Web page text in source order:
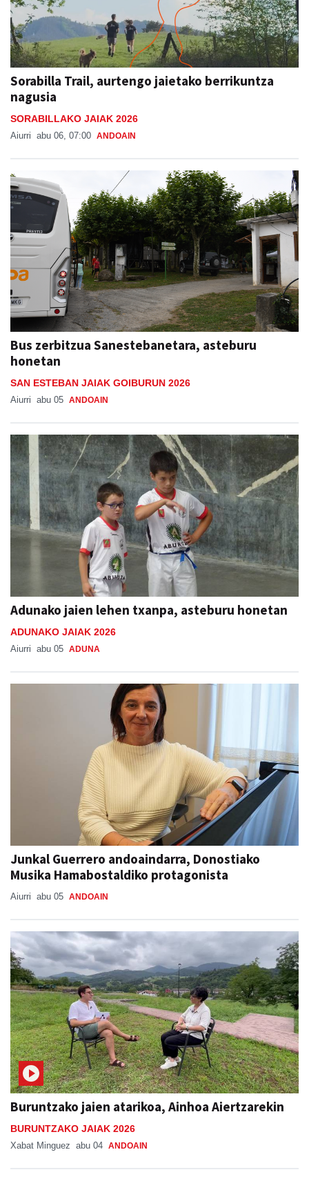
Sorabilla Trail, aurtengo jaietako berrikuntza
nagusia
SORABILLAKO JAIAK 2026
Aiurri abu 06, 07:00 ANDOAIN
Bus zerbitzua Sanestebanetara, asteburu
honetan
SAN ESTEBAN JAIAK GOIBURUN 2026
Aiurri abu 05 ANDOAIN
Adunako jaien lehen txanpa, asteburu honetan
ADUNAKO JAIAK 2026
Aiurri abu 05 ADUNA
Junkal Guerrero andoaindarra, Donostiako
Musika Hamabostaldiko protagonista
Aiurri abu 05 ANDOAIN
Buruntzako jaien atarikoa, Ainhoa Aiertzarekin
BURUNTZAKO JAIAK 2026
Xabat Minguez abu 04 ANDOAIN